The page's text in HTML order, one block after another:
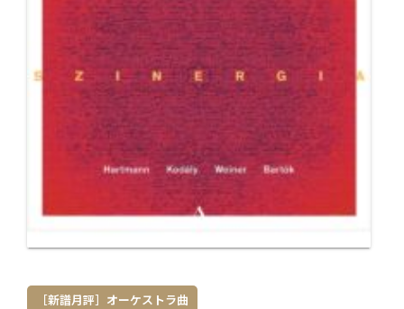
［新譜月評］オーケストラ曲